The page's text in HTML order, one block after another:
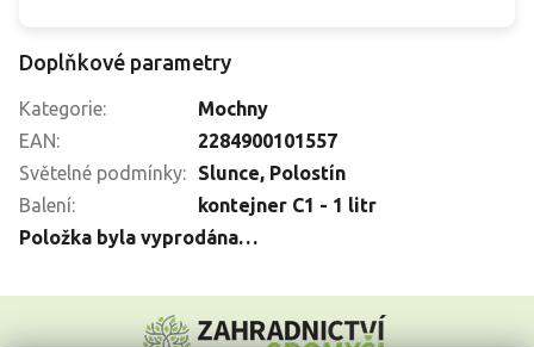
Doplňkové parametry
Kategorie:
Mochny
EAN:
2284900101557
Světelné podmínky: Slunce, Polostín
Balení:
kontejner C1 - 1 litr
Položka byla vyprodána…